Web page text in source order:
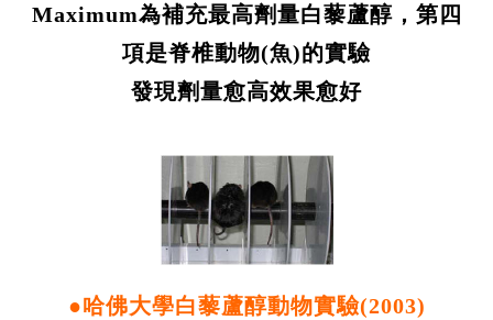
Maximum為補充最高劑量白藜蘆醇，第四
項是脊椎動物(魚)的實驗
發現劑量愈高效果愈好
●哈佛大學白藜蘆醇動物實驗(2003)